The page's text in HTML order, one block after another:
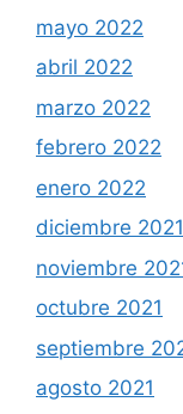
mayo 2022
abril 2022
marzo 2022
febrero 2022
enero 2022
diciembre 2021
noviembre
octubre 2021
septiembre
agosto 2021